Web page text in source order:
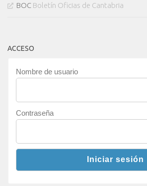
BOC Boletín Oficias de Cantabria
ACCESO
Nombre de usuario
Contraseña